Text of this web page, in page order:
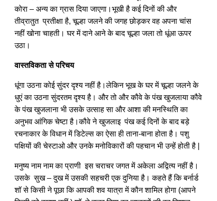
कोरा – अन्य का ग्रास दिया जाएगा।भूखी है कई दिनों की और
तीव्रातुत प्रतीक्षा है, चूल्हा जलने की जगह छोड़कर वह अपना चांस
नहीं खोना चाहती। घर में दाने आने के बाद चूल्हा जला तो धूंआ ऊपर
उठा।
वास्तविकता से परिचय
धूंगा उठना कोई सुंदर दृश्य नहीं है।लेकिन भूख के घर में चूल्हा जलने के
धुएं का उठना सुंदरतम दृश्य है। और तो और कौवे के पंख खुजलाया कौवे
के पंख खुजलाना भी उसके उत्साह सा और आशा की मनस्थिति का
अनुभव आंगिक चेष्टा है।कौवे ने खुजलाइ पंख कई दिनों के बाद बड़े
रचनाकार के विधान में डिटेल्स का ऐसा ही ताना-बाना होता है। पशु
पक्षियों की चेस्टाओ और उनके मनोविकारों की पहचान भी उन्हें होती है |
मनुष्य नाम नाम का प्राणी इस चराचर जगत में अकेला अद्वित्य नहीं है।
उसके सुख – दुख में उसकी सहचरी एक दुनिया है। कहते हैं कि बर्नार्ड
शॉ से किसी ने पूछा कि आपकी शव यात्रा में कौन शामिल होगा (आपने